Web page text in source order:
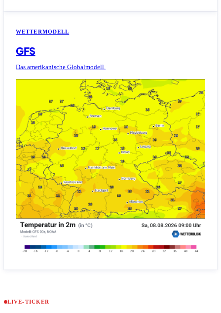
WETTERMODELL
GFS
Das amerikanische Globalmodell.
LIVE-TICKER